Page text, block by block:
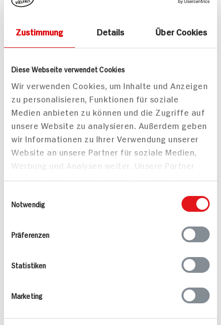
Zustimmung Details Über Cookies
Diese Webseite verwendet Cookies
Wir verwenden Cookies, um Inhalte und Anzeigen
zu personalisieren, Funktionen für soziale
Medien anbieten zu können und die Zugriffe auf
unsere Website zu analysieren. Außerdem geben
wir Informationen zu Ihrer Verwendung unserer
Website an unsere Partner für soziale Medien,
Werbung und Analysen weiter. Unsere Partner
führen diese Informationen möglicherweise mit
bereitgestellt haben oder die sie im Rahmen
Notwendig
Präferenzen
Statistiken
Marketing
Sahnesauce
744 kcal p. Portion
Leicht
521 kcal p. Portion
Leicht
Gemüsesud pochiert mit
645 kcal p. Portion
Meerrettichsauce
553 kcal p. Portion